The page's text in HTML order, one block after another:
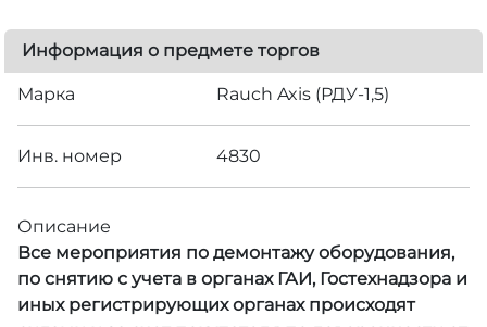
Информация о предмете торгов
Марка Rauch Axis (РДУ-1,5)
Инв. номер 4830
Описание
Все мероприятия по демонтажу оборудования,
по снятию с учета в органах ГАИ, Гостехнадзора и
иных регистрирующих органах происходят